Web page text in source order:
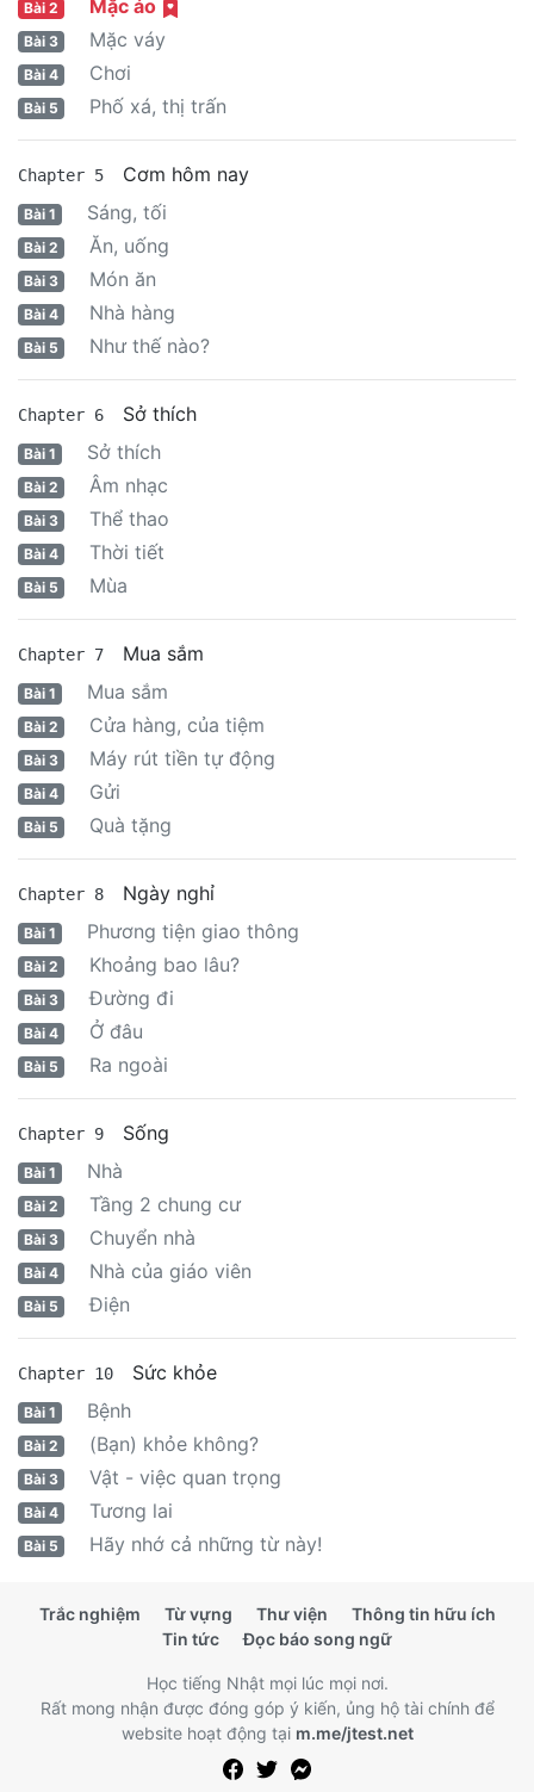
Bài 2 Mặc áo
Bài 3 Mặc váy
Bài 4 Chơi
Bài 5 Phố xá, thị trấn
Chapter 5 Cơm hôm nay
Bài 1 Sáng, tối
Bài 2 Ăn, uống
Bài 3 Món ăn
Bài 4 Nhà hàng
Bài 5 Như thế nào?
Chapter 6 Sở thích
Bài 1 Sở thích
Bài 2 Âm nhạc
Bài 3 Thể thao
Bài 4 Thời tiết
Bài 5 Mùa
Chapter 7 Mua sắm
Bài 1 Mua sắm
Bài 2 Cửa hàng, của tiệm
Bài 3 Máy rút tiền tự động
Bài 4 Gửi
Bài 5 Quà tặng
Chapter 8 Ngày nghỉ
Bài 1 Phương tiện giao thông
Bài 2 Khoảng bao lâu?
Bài 3 Đường đi
Bài 4 Ở đâu
Bài 5 Ra ngoài
Chapter 9 Sống
Bài 1 Nhà
Bài 2 Tầng 2 chung cư
Bài 3 Chuyển nhà
Bài 4 Nhà của giáo viên
Bài 5 Điện
Chapter 10 Sức khỏe
Bài 1 Bệnh
Bài 2 (Bạn) khỏe không?
Bài 3 Vật - việc quan trọng
Bài 4 Tương lai
Bài 5 Hãy nhớ cả những từ này!
Trắc nghiệm Từ vựng Thư viện
Thông tin hữu ích
Tin tức
Đọc báo song ngữ
Học tiếng Nhật mọi lúc mọi nơi.
Rất mong nhận được đóng góp ý kiến, ủng hộ tài chính để
website hoạt động tại m.me/jtest.net